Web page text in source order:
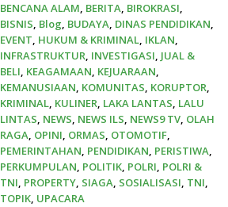
BENCANA ALAM, BERITA, BIROKRASI,
BISNIS, Blog, BUDAYA, DINAS PENDIDIKAN,
EVENT, HUKUM & KRIMINAL, IKLAN,
INFRASTRUKTUR, INVESTIGASI, JUAL &
BELI, KEAGAMAAN, KEJUARAAN,
KEMANUSIAAN, KOMUNITAS, KORUPTOR,
KRIMINAL, KULINER, LAKA LANTAS, LALU
LINTAS, NEWS, NEWS ILS, NEWS9 TV, OLAH
RAGA, OPINI, ORMAS, OTOMOTIF,
PEMERINTAHAN, PENDIDIKAN, PERISTIWA,
PERKUMPULAN, POLITIK, POLRI, POLRI &
TNI, PROPERTY, SIAGA, SOSIALISASI, TNI,
TOPIK, UPACARA